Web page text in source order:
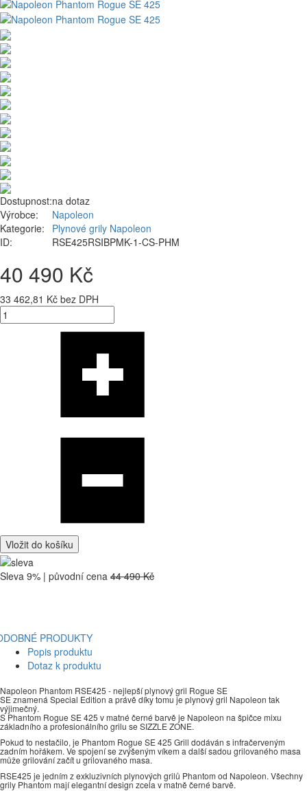
Dostupnost:na dotaz
Výrobce:
Napoleon
Kategorie:
Plynové grily Napoleon
ID:
RSE425RSIBPMK-1-CS-PHM
40 490 Kč
33 462,81 Kč bez DPH
Vložit do košíku
Sleva 9% | původní cena 44 490 Kč
PRODUKTY
Popis produktu
Dotaz k produktu
Napoleon Phantom RSE425 - nejlepší plynový gril Rogue SE
SE znamená Special Edition a právě díky tomu je plynový gril Napoleon tak
výjimečný.
S Phantom Rogue SE 425 v matné černé barvě je Napoleon na špičce mixu
základního a profesionálního grilu se SIZZLE ZONE.
Pokud to nestačilo, je Phantom Rogue SE 425 Grill dodáván s infračerveným
zadním hořákem. Ve spojení se zvýšeným víkem a další sadou grilovaného masa
může grilování začít u grilovaného masa.
RSE425 je jedním z exkluzivních plynových grilů Phantom od Napoleon. Všechny
grily Phantom mají elegantní design zcela v matně černé barvě.